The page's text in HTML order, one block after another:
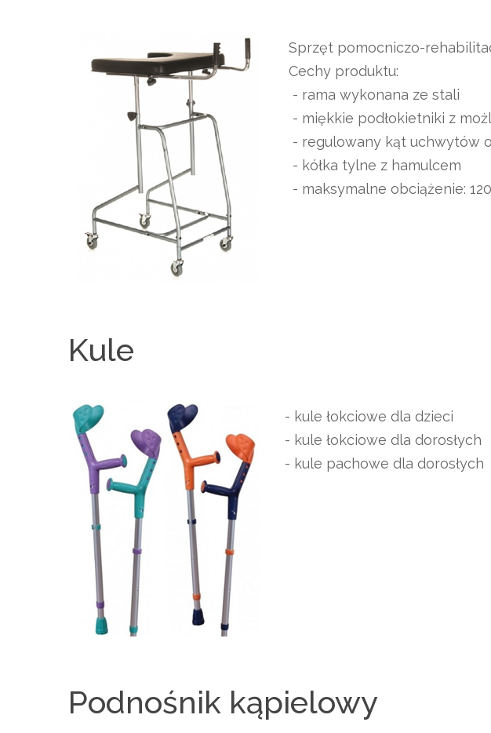
Sprzęt pomocniczo-
Cechy produktu:
- rama wykonana ze stali
- miękkie podłokietniki z
- regulowany kąt uchwytów
- kółka tylne z hamulcem
- maksymalne obciążenie:
Kule
- kule łokciowe dla dzieci
- kule łokciowe dla dorosłych
- kule pachowe dla dorosłych
Podnośnik kąpielowy